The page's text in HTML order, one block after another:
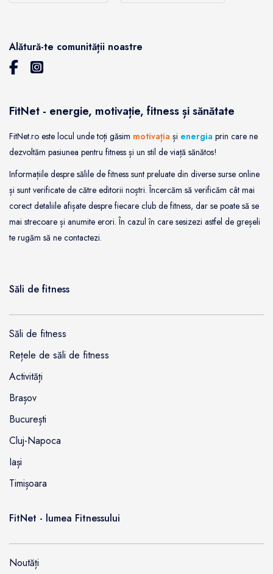
Alătură-te comunității noastre
FitNet - energie, motivație, fitness și sănătate
FitNet.ro este locul unde toți găsim motivația și energia prin care ne
dezvoltăm pasiunea pentru fitness și un stil de viață sănătos!
Informațiile despre sălile de fitness sunt preluate din diverse surse online
și sunt verificate de către editorii noștri. Încercăm să verificăm cât mai
corect detaliile afișate despre fiecare club de fitness, dar se poate să se
mai strecoare și anumite erori. În cazul în care sesizezi astfel de greșeli
te rugăm să ne contactezi.
Săli de fitness
Săli de fitness
Rețele de săli de fitness
Activități
Brașov
București
Cluj-Napoca
Iași
Timișoara
FitNet - lumea Fitnessului
Noutăți